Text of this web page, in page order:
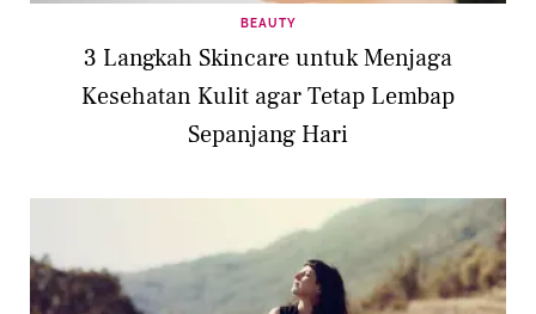
BEAUTY
3 Langkah Skincare untuk Menjaga
Kesehatan Kulit agar Tetap Lembap
Sepanjang Hari